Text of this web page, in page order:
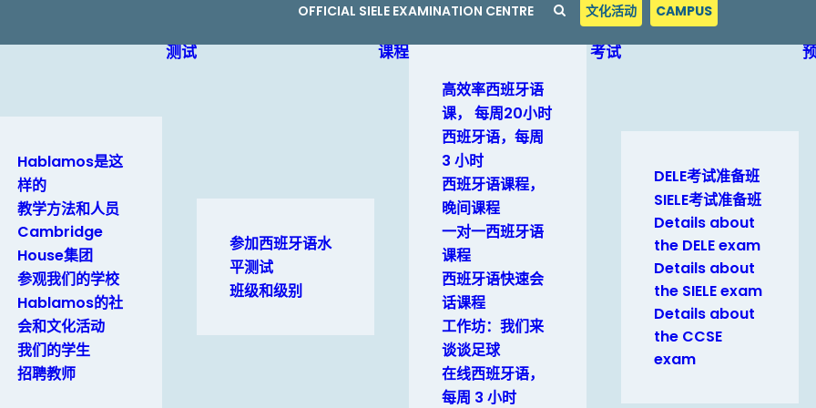
OFFICIAL SIELE EXAMINATION CENTRE 文化活动 CAMPUS
Hablamos是这
样的
教学方法和人员
Cambridge
House集团
参观我们的学校
Hablamos的社
会和文化活动
我们的学生
招聘教师
测试
参加西班牙语水
平测试
班级和级别
课程
高效率西班牙语
课， 每周20小时
西班牙语，每周
3 小时
西班牙语课程，
晚间课程
一对一西班牙语
课程
西班牙语快速会
话课程
工作坊：我们来
谈谈足球
在线西班牙语，
每周 3 小时
考试
DELE考试准备班
SIELE考试准备班
Details about
the DELE exam
Details about
the SIELE exam
Details about
the CCSE
exam